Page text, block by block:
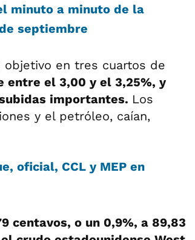
minuto a minuto de la
septiembre
objetivo en tres cuartos de
entre el 3,00 y el 3,25%, y
importantes. Los
y el petróleo, caían,
oficial, CCL y MEP en
centavos, o un 0,9%, a 89,83